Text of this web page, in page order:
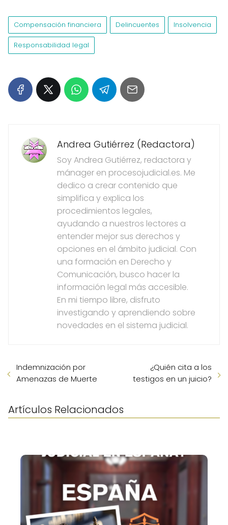
Compensación financiera Delincuentes Insolvencia
Responsabilidad legal
Andrea Gutiérrez (Redactora)
Soy Andrea Gutiérrez, redactora y
mánager en procesojudicial.es. Me
dedico a crear contenido que
simplifica y explica los
procedimientos legales,
ayudando a nuestros lectores a
entender mejor sus derechos y
opciones en el ámbito judicial. Con
una formación en Derecho y
Comunicación, busco hacer la
información legal más accesible.
En mi tiempo libre, disfruto
investigando y aprendiendo sobre
novedades en el sistema judicial.
Indemnización por
Amenazas de Muerte
¿Quién cita a los
testigos en un juicio?
Artículos Relacionados